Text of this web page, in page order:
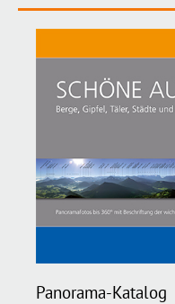
Panorama-Katalog